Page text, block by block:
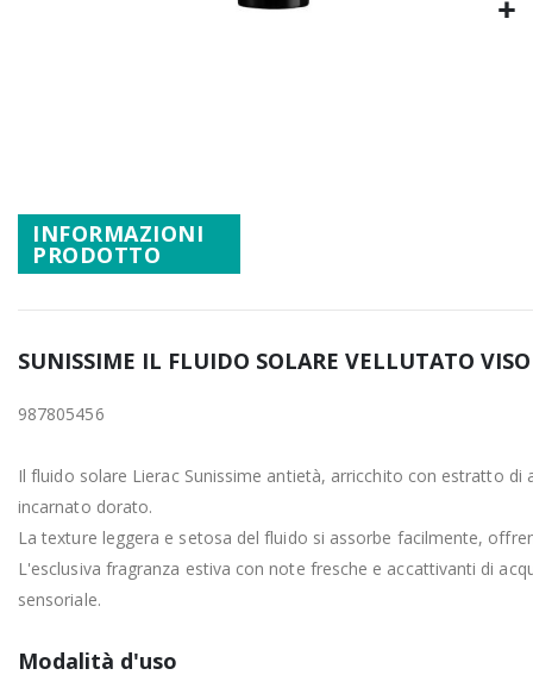
Promozioni
INFORMAZIONI
PRODOTTO
SUNISSIME IL FLUIDO SOLARE VELLUTATO
987805456
Il fluido solare Lierac Sunissime antietà, arricchito con estratto
incarnato dorato.
La texture leggera e setosa del fluido si assorbe facilmente,
L'esclusiva fragranza estiva con note fresche e accattivanti di
sensoriale.
Modalità d'uso